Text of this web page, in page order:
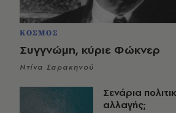
ΚΟΣΜΟΣ
Συγγνώμη, κύριε Φώκνερ
Ντίνα Σαρακηνού
Σενάρια
αλλαγής;